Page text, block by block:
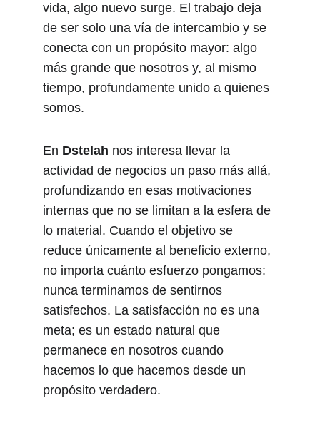
vida, algo nuevo surge. El trabajo deja
de ser solo una vía de intercambio y se
conecta con un propósito mayor: algo
más grande que nosotros y, al mismo
tiempo, profundamente unido a quienes
somos.
En Dstelah nos interesa llevar la
actividad de negocios un paso más allá,
profundizando en esas motivaciones
internas que no se limitan a la esfera de
lo material. Cuando el objetivo se
reduce únicamente al beneficio externo,
no importa cuánto esfuerzo pongamos:
nunca terminamos de sentirnos
satisfechos. La satisfacción no es una
meta; es un estado natural que
permanece en nosotros cuando
hacemos lo que hacemos desde un
propósito verdadero.